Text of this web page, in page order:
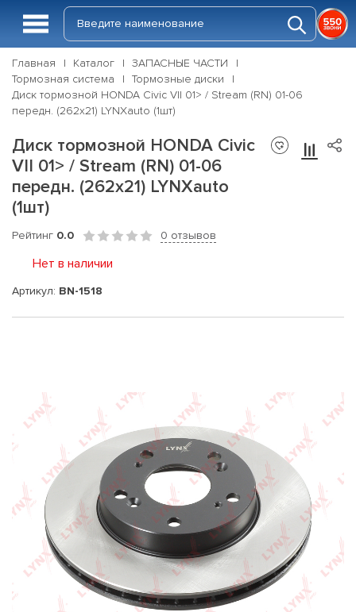
Главная Каталог
ЗАПАСНЫЕ ЧАСТИ
Тормозная система
Тормозные диски
Диск тормозной HONDA Civic VII 01> / Stream (RN) 01-06
передн. (262x21) LYNXauto (1шт)
Диск тормозной HONDA Civic
VII 01> / Stream (RN) 01-06
передн. (262x21) LYNXauto
(1шт)
Рейтинг 0.0 0 отзывов
Нет в наличии
Артикул: BN-1518